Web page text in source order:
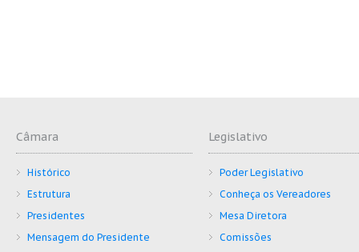
Câmara
Histórico
Estrutura
Presidentes
Mensagem do Presidente
Legislativo
Poder Legislativo
Conheça os Vereadores
Mesa Diretora
Comissões